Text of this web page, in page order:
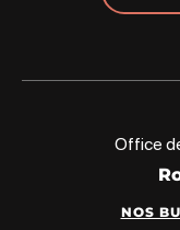
Office
NOS